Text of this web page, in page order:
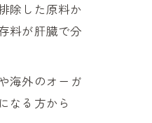
除した原料か
料が肝臓で分
海外のオーガ
なる方から